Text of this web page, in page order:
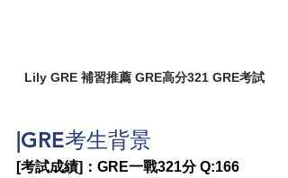
Lily GRE 補習推薦 GRE高分321 GRE考試
|GRE考生背景
[考試成績]：GRE一戰321分 Q:166